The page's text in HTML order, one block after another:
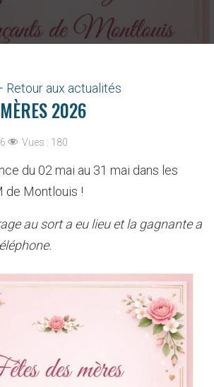
Retour aux actualités
2026
Vues : 180
du 02 mai au 31 mai dans les
de Montlouis !
au sort a eu lieu et la gagnante a